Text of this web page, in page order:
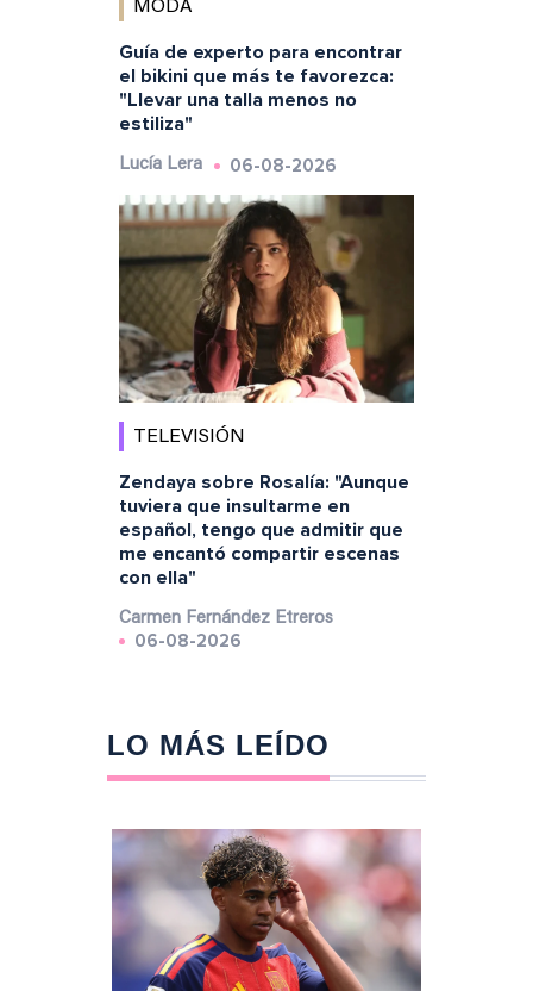
MODA
Guía de experto para encontrar
el bikini que más te favorezca:
"Llevar una talla menos no
estiliza"
Lucía Lera 06-08-2026
TELEVISIÓN
Zendaya sobre Rosalía: "Aunque
tuviera que insultarme en
español, tengo que admitir que
me encantó compartir escenas
con ella"
Carmen Fernández Etreros
06-08-2026
LO MÁS LEÍDO